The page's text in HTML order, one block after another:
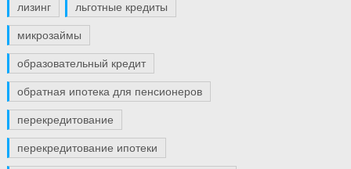
лизинг льготные кредиты
микрозаймы
образовательный кредит
обратная ипотека для пенсионеров
перекредитование
перекредитование ипотеки